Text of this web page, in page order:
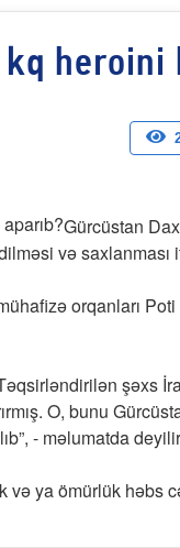
heroini
Gürcüstan
və saxlanması
orqanları
şəxs
O, bunu
- məlumatda
ya ömürlük həbs